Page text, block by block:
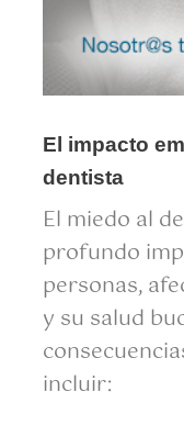
El impacto
dentista
El miedo al
profundo
personas,
y su salud
incluir: